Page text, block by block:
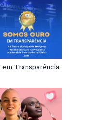
em Transparência